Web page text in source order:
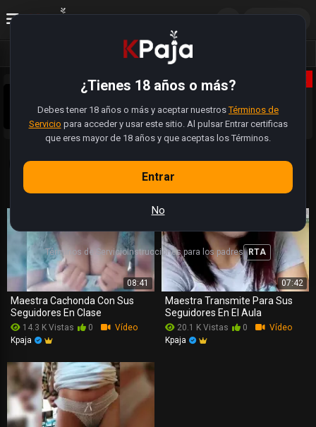
Fotos
Sobrinos pajeros 😈, la web se actualizó. Tiene muchas
modificar perfiles y hasta buscar a alguien cercano para
folla.
Sabemos que hay videos y enlaces que estan rotos.
Estamos trabajando (como pajeros) para restaurar la
totalidad de videos 🍆
Etiqueta: 'maestra'| 3 Videos · 0
Videos y álbumes con este TAG
08:41
Maestra Cachonda Con Sus
Seguidores En Clase
14.3 K Vistas 0
Vídeo
Kpaja
07:42
Maestra Transmite Para Sus
Seguidores En El Aula
20.1 K Vistas 0
Vídeo
Kpaja
¿Tienes 18 años o más?
Debes tener 18 años o más y aceptar nuestrosTérminos de
Servicio para acceder y usar este sitio. Al pulsar Entrar certificas
que eres mayor de 18 años y que aceptas los Términos.
Entrar
No
Términos de ServicioInstrucciones para los padres RTA